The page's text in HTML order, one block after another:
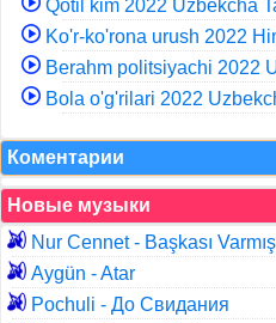
Qotil kim 2022 Uzbekcha
Ko'r-ko'rona urush 2022
Berahm politsiyachi 2022
Bola o'g'rilari 2022
Коментарии
Новые музыки
Nur Cennet - Başkası Varmış
Aygün - Atar
Pochuli - До Свидания